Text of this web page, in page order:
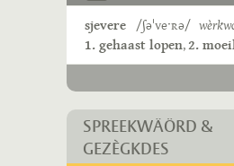
sjevere /ʃəˈveˑʀə/
1. gehaast lopen,2.
SPREEKWÄÖRD &
GEZÈGKDES